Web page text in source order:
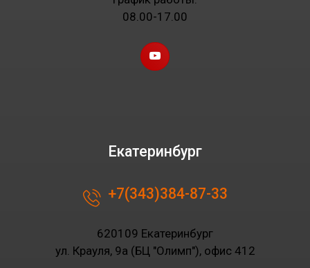
08.00-17.00
Екатеринбург
+7(343)384-87-33
620109 Екатеринбург
ул. Крауля, 9а (БЦ "Олимп"), офис 412